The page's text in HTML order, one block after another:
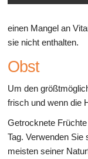
einen Mangel an
sie nicht enthalten.
Obst
Um den
frisch und wenn die
Getrocknete
Tag. Verwenden Sie
meisten seiner